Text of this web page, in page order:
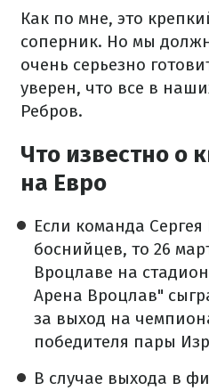
Как по мне, это
соперник. Но мы
очень серьезно
уверен, что все в
Ребров.
Что известно о
на Евро
Если команда
боснийцев, то 26
Вроцлаве на
Арена Вроцлав"
за выход на
победителя пары
В случае выхода в